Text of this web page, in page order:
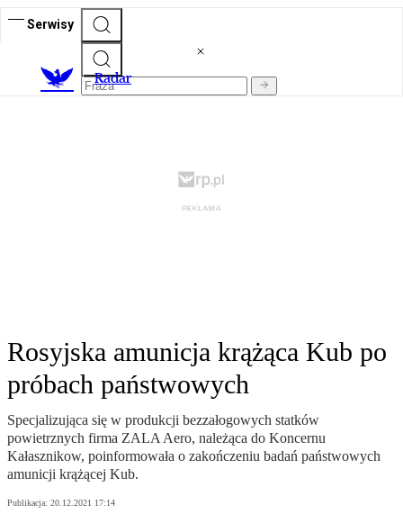
Serwisy
Radar
Rosyjska amunicja krążąca Kub po
próbach państwowych
Specjalizująca się w produkcji bezzałogowych statków
powietrznych firma ZALA Aero, należąca do Koncernu
Kałasznikow, poinformowała o zakończeniu badań państwowych
amunicji krążącej Kub.
Publikacja: 20.12.2021 17:14